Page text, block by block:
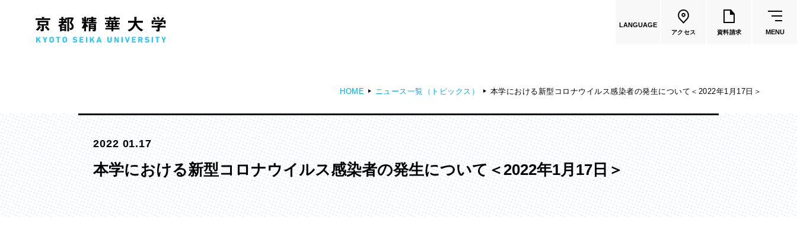
LANGUAGE
アクセス 資料請求 MENU
人文学部
歴史コース
文学コース
社会コース
国際文化コース
国際日本学コース
メディア表現学部
メディア表現学科
芸術学部
造形学科
共通教育
教員一覧
国際文化学部
（2026年度募集停止）
HOME ニュース一覧（トピックス） 本学における新型コロナウイルス感染者の発生について＜2022年1月17日＞
2022 01.17
本学における新型コロナウイルス感染者の発生について＜2022年1月17日＞